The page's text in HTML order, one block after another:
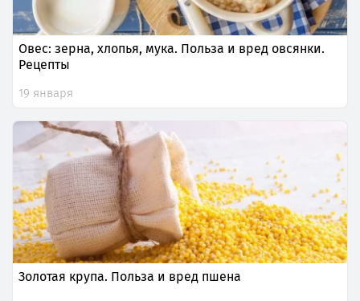
Овес: зерна, хлопья, мука. Польза и вред овсянки.
Рецепты
19 января
Золотая крупа. Польза и вред пшена